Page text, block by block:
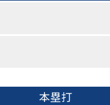
本塁打